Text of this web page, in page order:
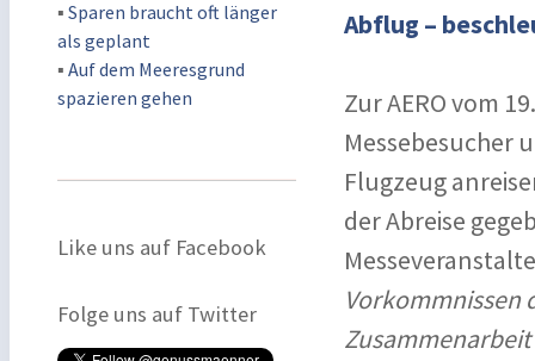
▪ Sparen braucht oft länger
als geplant
▪ Auf dem Meeresgrund
spazieren gehen
Like uns auf Facebook
Folge uns auf Twitter
Abflug –
Zur AERO vom
Messebesucher
Flugzeug
der Abreise
Vorkommnissen